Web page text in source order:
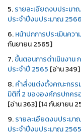
5.รายละเอียดงบประม
ประจำปีงบประมาณ 2566
6.หน้าปกการประเมินค
กันยายน 2565]
7.ขั้นตอนการดำเนินงาน
ประจำปี 2565 [อ่าน
8.คำสั่งแต่งตั้งคณะกรร
มิติที่ 2 ขององค์กรปกคร
[อ่าน 363] [14 กันยายน
9.รายละเอียดงบประม
ประจำปีงบประมาณ 2565